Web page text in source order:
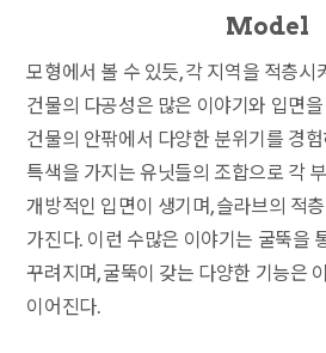
Model
모형에서 볼 수 있듯, 각 지역을 적층시
건물의 다공성은 많은 이야기와 입면
건물의 안팎에서 다양한 분위기를 경험
특색을 가지는 유닛들의 조합으로 각
개방적인 입면이 생기며, 슬라브의 적
가진다. 이런 수많은 이야기는 굴뚝을
꾸려지며, 굴뚝이 갖는 다양한 기능은
이어진다.